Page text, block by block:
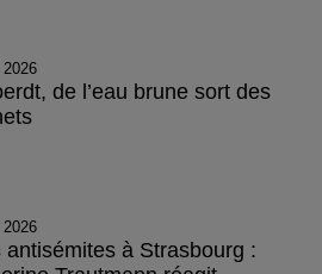
de l’eau brune sort des
antisémites à Strasbourg :